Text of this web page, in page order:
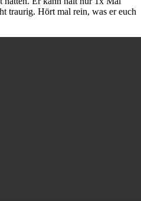
traurig. Hört mal rein, was er euch